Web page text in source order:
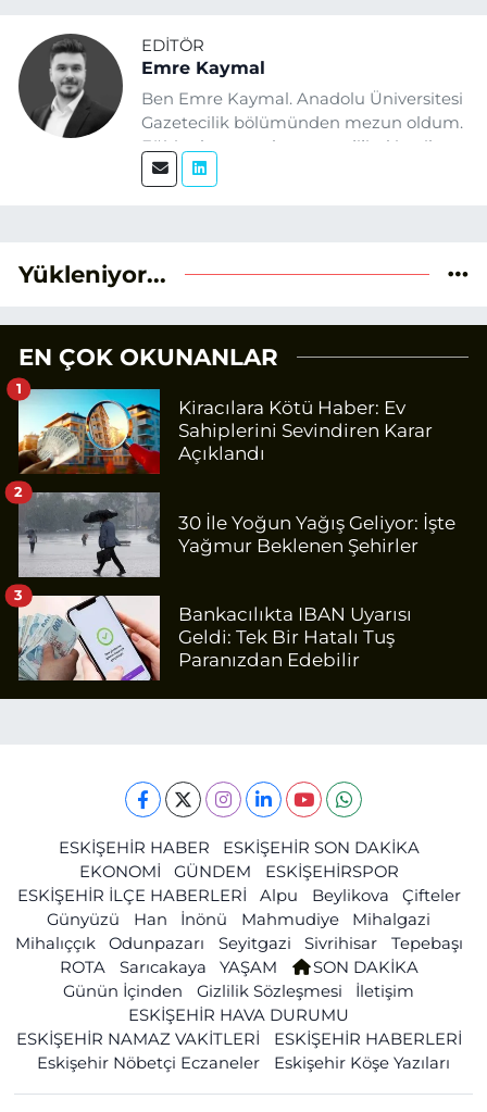
EDITÖR
Emre Kaymal
Ben Emre Kaymal. Anadolu Üniversitesi
Gazetecilik bölümünden mezun oldum.
Eğitim hayatım boyunca dijital içerik
üretimi ve arama motoru
verileri ve okuyucu odaklı yaklaşımı
Yükleniyor...
EN ÇOK OKUNANLAR
Kiracılara Kötü Haber: Ev
Sahiplerini Sevindiren Karar
Açıklandı
1
30 İle Yoğun Yağış Geliyor: İşte
Yağmur Beklenen Şehirler
2
Bankacılıkta IBAN Uyarısı
Geldi: Tek Bir Hatalı Tuş
Paranızdan Edebilir
3
ESKİŞEHİR HABER
ESKİŞEHİR SON DAKİKA
EKONOMİ
GÜNDEM
ESKİŞEHİRSPOR
ESKİŞEHİR İLÇE HABERLERİ
Alpu Beylikova
Çifteler
Günyüzü
Han İnönü Mahmudiye
Mihalgazi
Mihalıççık
Odunpazarı Seyitgazi Sivrihisar
Tepebaşı
ROTA
Sarıcakaya YAŞAM
SON DAKİKA
Günün İçinden
Gizlilik Sözleşmesi
İletişim
ESKİŞEHİR HAVA DURUMU
ESKİŞEHİR NAMAZ VAKİTLERİ
ESKİŞEHİR HABERLERİ
Eskişehir Nöbetçi Eczaneler
Eskişehir Köşe Yazıları